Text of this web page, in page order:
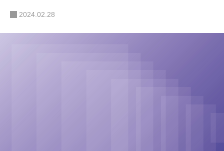
2024.02.28